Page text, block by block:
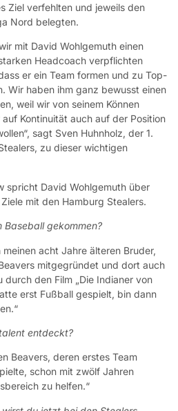
Ziel verfehlten und jeweils den
Nord belegten.
mit David Wohlgemuth einen
Headcoach verpflichten
er ein Team formen und zu Top-
Wir haben ihm ganz bewusst einen
weil wir von seinem Können
Kontinuität auch auf der Position
sagt Sven Huhnholz, der 1.
zu dieser wichtigen
spricht David Wohlgemuth über
mit den Hamburg Stealers.
gekommen?
acht Jahre älteren Bruder,
mitgegründet und dort auch
den Film „Die Indianer von
erst Fußball gespielt, bin dann
entdeckt?
Beavers, deren erstes Team
schon mit zwölf Jahren
zu helfen.“